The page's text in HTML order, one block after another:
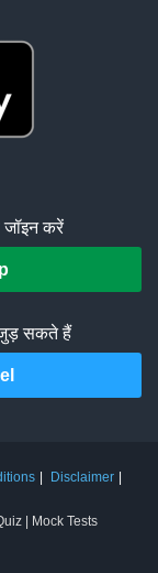
जॉइन करें
जुड़ सकते हैं
Disclaimer
| Mock Tests